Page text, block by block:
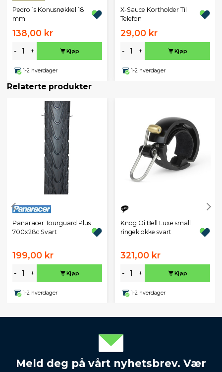
Pedro´s Konusnøkkel 18
mm
138,00 kr
- + Kjøp
1-2 hverdager
X-Sauce Kortholder Til
Telefon
29,00 kr
- + Kjøp
1-2 hverdager
Relaterte produkter
Panaracer Tourguard Plus
700x28c Svart
199,00 kr
- + Kjøp
1-2 hverdager
Knog Oi Bell Luxe small
ringeklokke svart
321,00 kr
- + Kjøp
1-2 hverdager
Meld deg på vårt nyhetsbrev. Vær